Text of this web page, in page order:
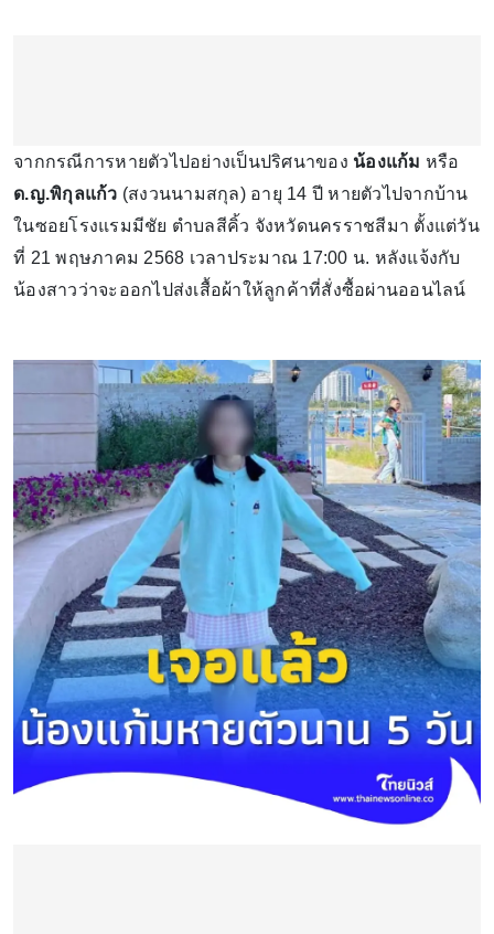
จากกรณีการหายตัวไปอย่างเป็นปริศนาของ น้องแก้ม หรือ
ด.ญ.พิกุลแก้ว (สงวนนามสกุล) อายุ 14 ปี หายตัวไปจากบ้าน
ในซอยโรงแรมมีชัย ตำบลสีคิ้ว จังหวัดนครราชสีมา ตั้งแต่วัน
ที่ 21 พฤษภาคม 2568 เวลาประมาณ 17:00 น. หลังแจ้งกับ
น้องสาวว่าจะออกไปส่งเสื้อผ้าให้ลูกค้าที่สั่งซื้อผ่านออนไลน์